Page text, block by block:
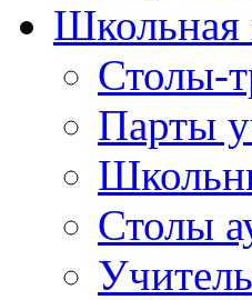
Школьная
Столы-
Парты
Столы